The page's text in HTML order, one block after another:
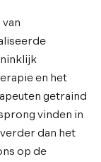
en het
getraind
vinden in
dan het
op de